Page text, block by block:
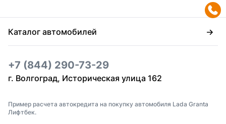
Каталог автомобилей
+7 (844) 290-73-29
г. Волгоград, Историческая улица 162
Пример расчета автокредита на покупку автомобиля Lada Granta
Лифтбек.